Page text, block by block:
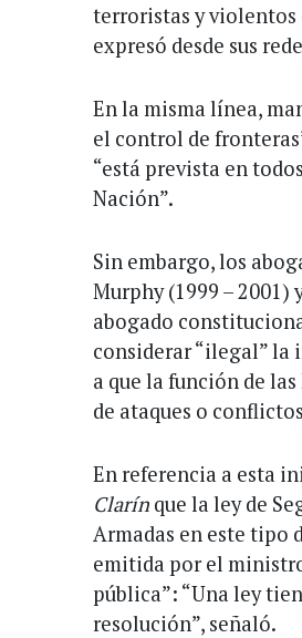
terroristas y violentos
expresó desde sus
En la misma línea,
el control de
“está prevista en
Nación”.
Sin embargo, los
Murphy (1999 – 2001)
abogado
considerar “ilegal” la
a que la función de
de ataques o
En referencia a esta
Clarín que la ley de
Armadas en este tipo
emitida por el
pública”: “Una ley
resolución”, señaló.